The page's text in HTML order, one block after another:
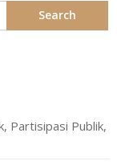
Partisipasi Publik,